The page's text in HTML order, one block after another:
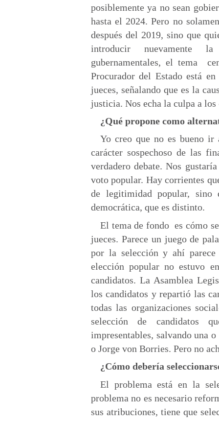
posiblemente ya no sean
hasta el 2024. Pero no
después del 2019, sino que
introducir nuevamente la
gubernamentales, el tema
Procurador del Estado está
jueces, señalando que es la
justicia. Nos echa la culpa a
¿Qué propone como
Yo creo que no es bueno ir
carácter sospechoso de las
verdadero debate. Nos
voto popular. Hay corrientes
de legitimidad popular, sino
democrática, que es distinto.
El tema de fondo es cómo
jueces. Parece un juego de
por la selección y ahí
elección popular no estuvo
candidatos. La Asamblea
los candidatos y repartió las
todas las organizaciones
selección de candidatos
impresentables, salvando una
o Jorge von Borries. Pero no
¿Cómo debería
El problema está en la
problema no es necesario
sus atribuciones, tiene que